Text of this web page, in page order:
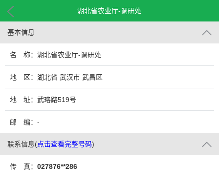
湖北省农业厅-调研处
基本信息
名 称：湖北省农业厅-调研处
地 区：湖北省 武汉市 武昌区
地 址：武珞路519号
邮 编：-
联系信息(点击查看完整号码)
传 真： 027876**286